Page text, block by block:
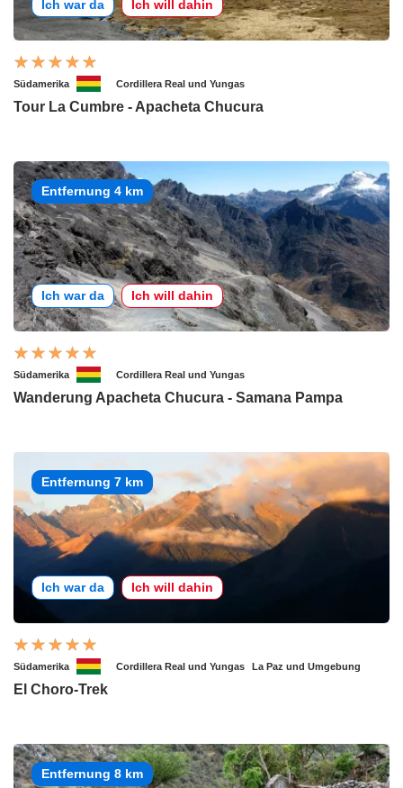
Ich war da Ich will dahin
Südamerika Cordillera Real und Yungas
Tour La Cumbre - Apacheta Chucura
Entfernung 4 km
Ich war da Ich will dahin
Südamerika Cordillera Real und Yungas
Wanderung Apacheta Chucura - Samana Pampa
Entfernung 7 km
Ich war da Ich will dahin
Südamerika Cordillera Real und Yungas La Paz und Umgebung
El Choro-Trek
Entfernung 8 km